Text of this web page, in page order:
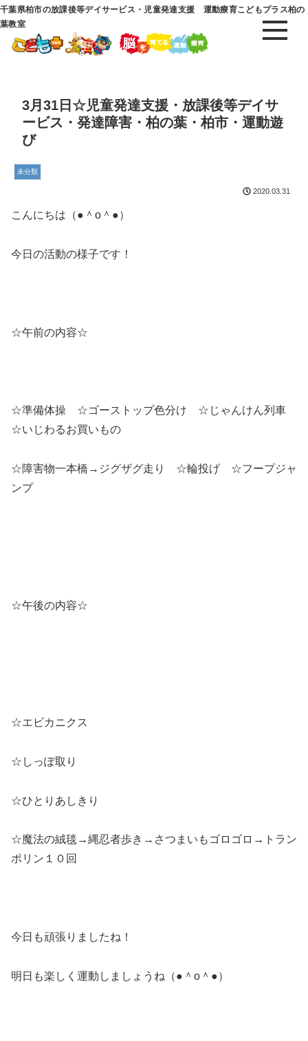
千葉県柏市の放課後等デイサービス・児童発達支援 運動療育こどもプラス柏の
葉教室
3月31日☆児童発達支援・放課後等デイサ
ービス・発達障害・柏の葉・柏市・運動遊
び
未分類
2020.03.31
こんにちは（●＾o＾●）
今日の活動の様子です！
☆午前の内容☆
☆準備体操 ☆ゴーストップ色分け ☆じゃんけん列車
☆いじわるお買いもの
☆障害物一本橋→ジグザグ走り ☆輪投げ ☆フープジャ
ンプ
☆午後の内容☆
☆エビカニクス
☆しっぽ取り
☆ひとりあしきり
☆魔法の絨毯→縄忍者歩き→さつまいもゴロゴロ→トラン
ポリン１０回
今日も頑張りましたね！
明日も楽しく運動しましょうね（●＾o＾●）